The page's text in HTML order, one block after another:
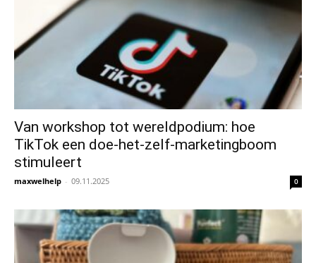
Van workshop tot wereldpodium: hoe
TikTok een doe-het-zelf-marketingboom
stimuleert
maxwelhelp - 09.11.2025 0